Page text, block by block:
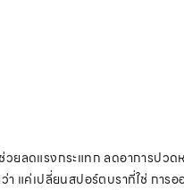
วยลดแรงกระแทก ลดอาการปว
แค่เปลี่ยนสปอร์ตบราที่ใช่ การ